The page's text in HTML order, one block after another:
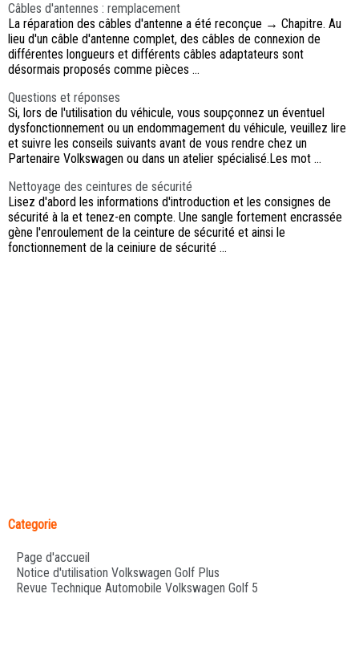
Câbles d'antennes : remplacement
La réparation des câbles d'antenne a été reconçue → Chapitre. Au
lieu d'un câble d'antenne complet, des câbles de connexion de
différentes longueurs et différents câbles adaptateurs sont
désormais proposés comme pièces ...
Questions et réponses
Si, lors de l'utilisation du véhicule, vous soupçonnez un éventuel
dysfonctionnement ou un endommagement du véhicule, veuillez lire
et suivre les conseils suivants avant de vous rendre chez un
Partenaire Volkswagen ou dans un atelier spécialisé.Les mot ...
Nettoyage des ceintures de sécurité
Lisez d'abord les informations d'introduction et les consignes de
sécurité à la et tenez-en compte. Une sangle fortement encrassée
gène l'enroulement de la ceinture de sécurité et ainsi le
fonctionnement de la ceiniure de sécurité ...
Categorie
Page d'accueil
Notice d'utilisation Volkswagen Golf Plus
Revue Technique Automobile Volkswagen Golf 5